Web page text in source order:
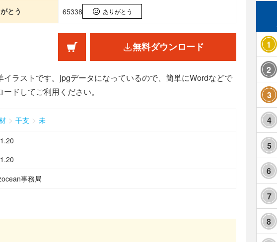
とう 65338 ありがとう
無料ダウンロード
ラストです。jpgデータになっているので、簡単にWordなどで
ドしてご利用ください。
> 干支 > 未
事務局
1
2
3
4
5
6
7
8